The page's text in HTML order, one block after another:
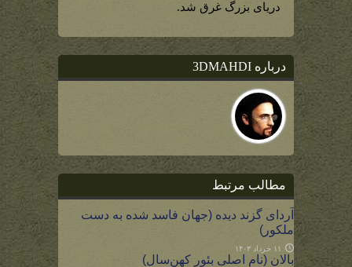
دریای بزرگ غرق شد.
درباره 3DMAHDI
مطالب مرتبط
آردای گزند دیده (جهان فاسد شده به دست
ملکور)
۱۱ خرداد ۱۴۰۳
بالان (نام اصلی بئور کهن‌سال)